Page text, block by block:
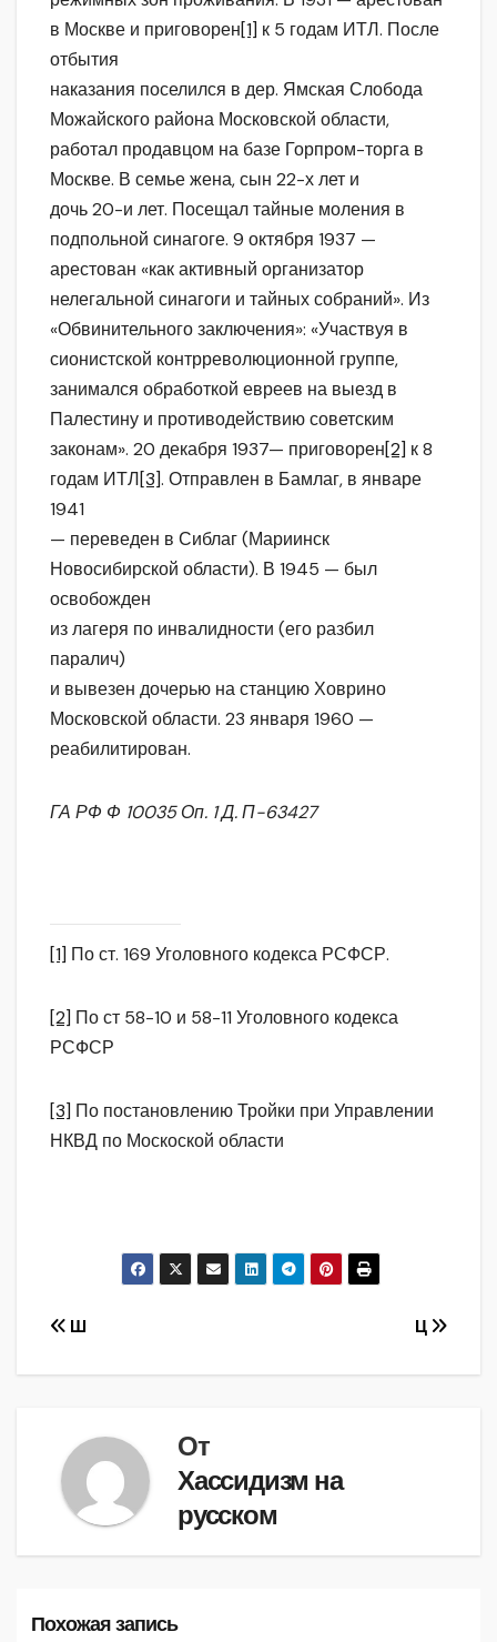
в Москве и приговорен[1] к 5 годам ИТЛ. После
отбытия
наказания поселился в дер. Ямская Слобода
Можайского района Московской области,
работал продавцом на базе Горпром-торга в
Москве. В семье жена, сын 22-х лет и
дочь 20-и лет. Посещал тайные моления в
подпольной синагоге. 9 октября 1937 —
арестован «как активный организатор
нелегальной синагоги и тайных собраний». Из
«Обвинительного заключения»: «Участвуя в
сионистской контрреволюционной группе,
занимался обработкой евреев на выезд в
Палестину и противодействию советским
законам». 20 декабря 1937— приговорен[2] к 8
годам ИТЛ[3]. Отправлен в Бамлаг, в январе
1941
— переведен в Сиблаг (Мариинск
Новосибирской области). В 1945 — был
освобожден
из лагеря по инвалидности (его разбил
паралич)
и вывезен дочерью на станцию Ховрино
Московской области. 23 января 1960 —
реабилитирован.
ГА РФ Ф 10035 Оп. 1 Д. П-63427
[1] По ст. 169 Уголовного кодекса РСФСР.
[2] По ст 58-10 и 58-11 Уголовного кодекса
РСФСР
[3] По постановлению Тройки при Управлении
НКВД по Москоской области
Навигация
по
Ц
Ш
От
Хассидизм на
русском
Похожая запись